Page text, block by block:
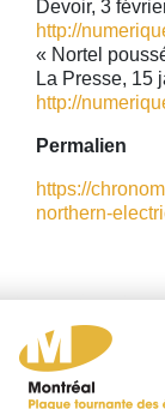
Devoir, 3
http://
« Nortel
La Presse, 15
http://
Permalien
https://
northern-